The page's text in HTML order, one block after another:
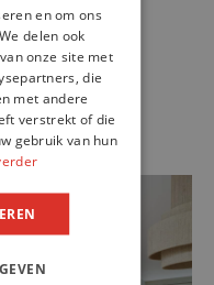
en om ons
delen ook
onze site met
die
met andere
verstrekt of die
gebruik van hun